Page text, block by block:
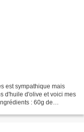
est sympathique mais
d'huile d'olive et voici mes
: 60g de